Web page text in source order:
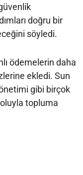
doğru bir
söyledi.
ödemelerin daha
ekledi. Sun
gibi birçok
topluma